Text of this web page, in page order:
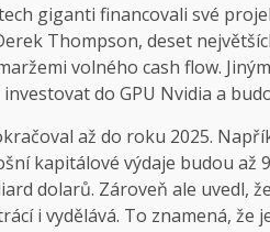
giganti financovali své
Thompson, deset
volného cash flow.
do GPU Nvidia a
až do roku 2025.
kapitálové výdaje budou až
dolarů. Zároveň ale uvedl,
i vydělává. To znamená, že